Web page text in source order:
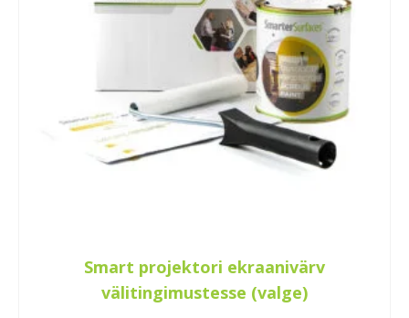
Smart projektori ekraanivärv
välitingimustesse (valge)